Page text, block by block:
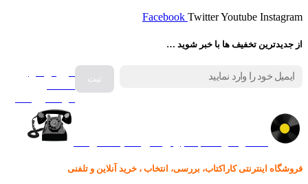
Facebook TwitterYoutube Instagram
از جدیدترین تخفیف ها با خبر شوید …
فروش انواع
فروشگاه اینترنتی کاراکتاب، بررسی، انتخاب ، خرید آنلاین و تلفنی